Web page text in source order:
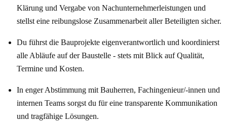
Klärung und Vergabe von Nachunternehmerleistungen und
stellst eine reibungslose Zusammenarbeit aller Beteiligten sicher.
Du führst die Bauprojekte eigenverantwortlich und koordinierst
alle Abläufe auf der Baustelle - stets mit Blick auf Qualität,
Termine und Kosten.
In enger Abstimmung mit Bauherren, Fachingenieur/-innen und
internen Teams sorgst du für eine transparente Kommunikation
und tragfähige Lösungen.